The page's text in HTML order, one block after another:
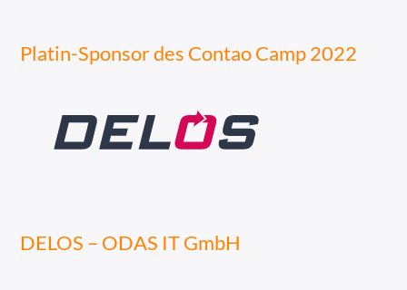
Platin-Sponsor des Contao Camp 2022
DELOS – ODAS IT GmbH